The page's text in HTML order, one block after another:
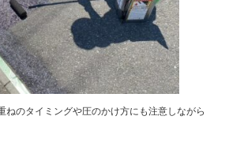
ねのタイミングや圧のかけ方にも注意しながら